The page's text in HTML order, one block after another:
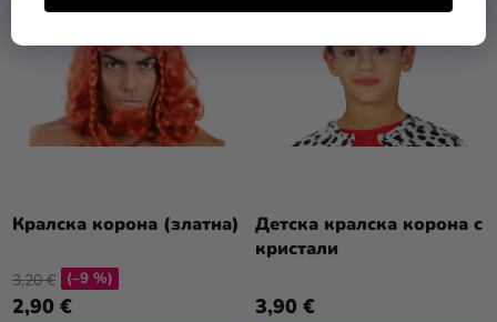
Кралска корона (златна)
2,90 €
3,20 € (–9 %)
Детска кралска корона с
кристали
3,90 €